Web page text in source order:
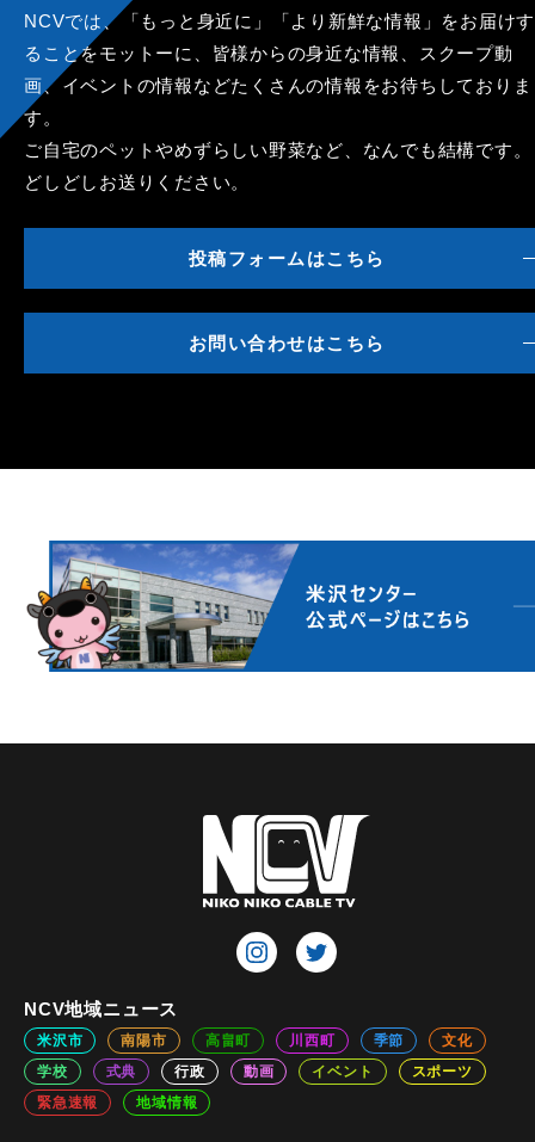
NCVでは、「もっと身近に」「より新鮮な情報」をお届けす
ることをモットーに、皆様からの身近な情報、スクープ動
画、イベントの情報などたくさんの情報をお待ちしておりま
す。
ご自宅のペットやめずらしい野菜など、なんでも結構です。
どしどしお送りください。
投稿フォームはこちら
お問い合わせはこちら
NCV地域ニュース
米沢市 南陽市 高畠町 川西町 季節
文化
学校
式典 行政 動画 イベント
スポーツ
緊急速報
地域情報